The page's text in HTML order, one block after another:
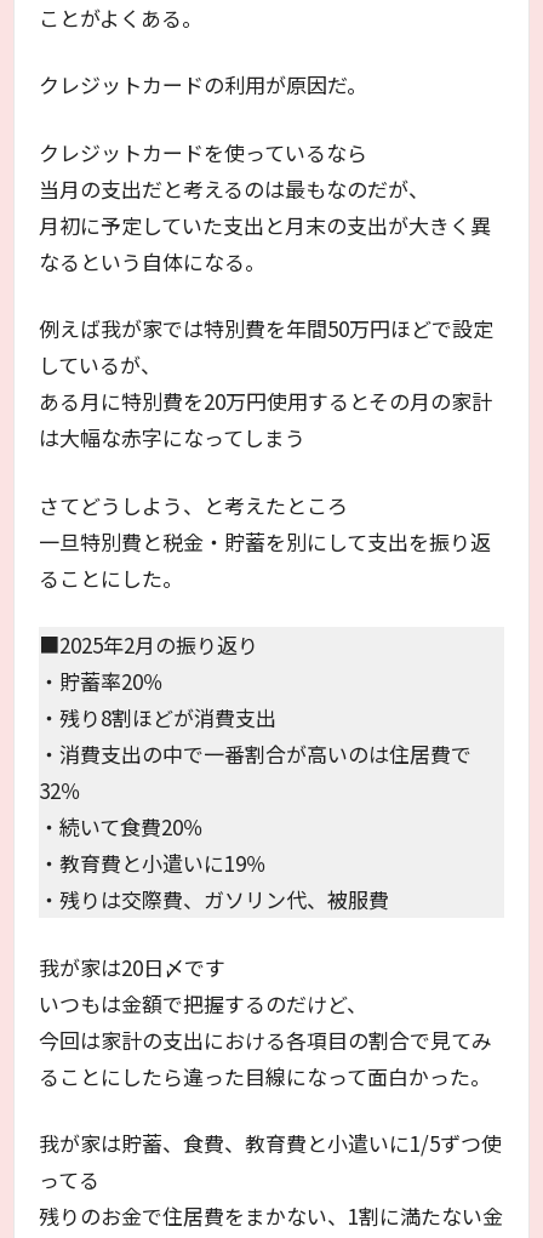
ことがよくある。
クレジットカードの利用が原因だ。
クレジットカードを使っているなら
当月の支出だと考えるのは最もなのだが、
月初に予定していた支出と月末の支出が大きく異
なるという自体になる。
例えば我が家では特別費を年間50万円ほどで設定
しているが、
ある月に特別費を20万円使用するとその月の家計
は大幅な赤字になってしまう
さてどうしよう、と考えたところ
一旦特別費と税金・貯蓄を別にして支出を振り返
ることにした。
■2025年2月の振り返り
・貯蓄率20％
・残り8割ほどが消費支出
・消費支出の中で一番割合が高いのは住居費で
32％
・続いて食費20％
・教育費と小遣いに19％
・残りは交際費、ガソリン代、被服費
我が家は20日〆です
いつもは金額で把握するのだけど、
今回は家計の支出における各項目の割合で見てみ
ることにしたら違った目線になって面白かった。
我が家は貯蓄、食費、教育費と小遣いに1/5ずつ使
ってる
残りのお金で住居費をまかない、1割に満たない金